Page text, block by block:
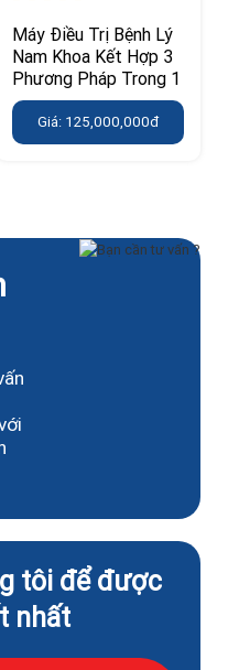
Máy Điều Trị Bệnh Lý
Nam Khoa Kết Hợp 3
Phương Pháp Trong 1
Giá: 125,000,000đ
tôi để được
nhất